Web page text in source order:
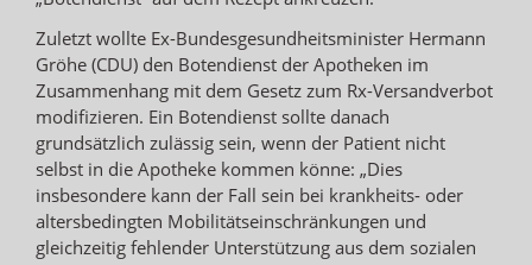
Zuletzt wollte Ex-Bundesgesundheitsminister Hermann
Gröhe (CDU) den Botendienst der Apotheken im
Zusammenhang mit dem Gesetz zum Rx-Versandverbot
modifizieren. Ein Botendienst sollte danach
grundsätzlich zulässig sein, wenn der Patient nicht
selbst in die Apotheke kommen könne: „Dies
insbesondere kann der Fall sein bei krankheits- oder
altersbedingten Mobilitätseinschränkungen und
gleichzeitig fehlender Unterstützung aus dem sozialen